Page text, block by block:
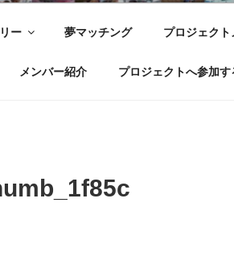
ー 夢マッチング プロジェク
メンバー紹介 プロジェクトへ参加す